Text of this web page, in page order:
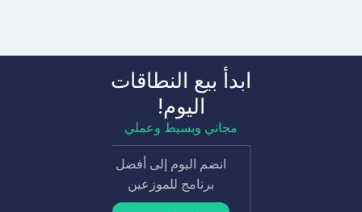
ابدأ بيع النطاقات
اليوم!
مجاني وبسيط وعملي
انضم اليوم إلى أفضل
برنامج للموزعين